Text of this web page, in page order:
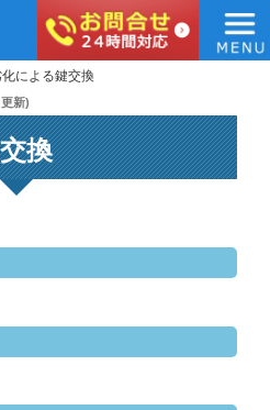
による鍵交換
更新)
換